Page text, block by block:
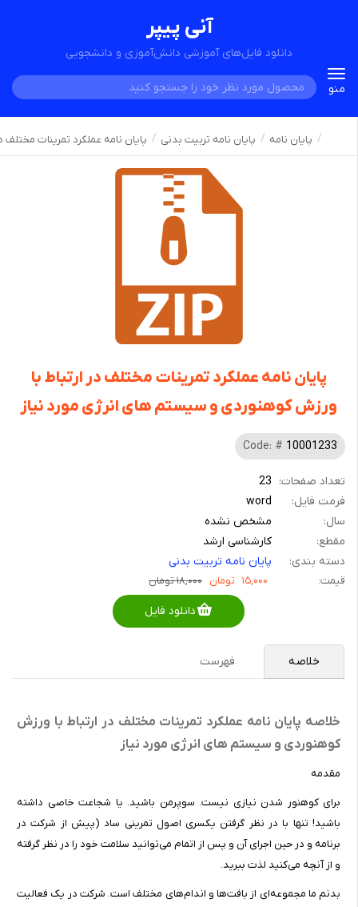
آنی پیپر
دانلود فایل‌های آموزشی دانش‌آموزی و دانشجویی
Toggle
navigation
منو
پایان نامه پایان نامه تربیت بدنی پایان نامه عملکرد تمرینات
پایان نامه عملکرد تمرینات مختلف در ارتباط با
ورزش کوهنوردی و سیستم های انرژی مورد نیاز
Code: # 10001233
تعداد صفحات: 23
فرمت فایل:
word
سال:
مشخص نشده
مقطع:
کارشناسی ارشد
دسته بندی:
پایان نامه تربیت بدنی
قیمت: ۱۵,۰۰۰ تومان ۱۸,۰۰۰ تومان
دانلود فایل
خلاصه فهرست
خلاصه پایان نامه عملکرد تمرینات مختلف در ارتباط با ورزش
کوهنوردی و سیستم های انرژی مورد نیاز
مقدمه
برای کوهنور شدن نیازی نیست. سوپرمن باشید. یا شجاعت خاصی داشته
باشید! تنها با در نظر گرفتن یکسری اصول تمرینی ساد (پیش از شرکت در
برنامه و در حین اجرای آن و پس از اتمام می‌توانید سلامت خود را در نظر گرفته
و از آنچه می‌کنید لذت ببرید.
بدنم ما مجموعه‌ای از بافت‌ها و اندام‌های مختلف است. شرکت در یک فعالیت